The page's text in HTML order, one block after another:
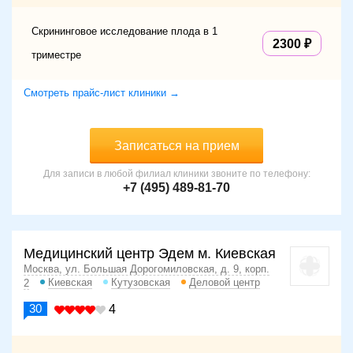
Скрининговое исследование плода в 1
триместре
2300
Смотреть прайс-лист клиники →
Записаться на прием
Для записи в любой филиал клиники звоните по телефону:
+7 (495) 489-81-70
Медицинский центр Эдем м. Киевская
Москва, ул. Большая Дорогомиловская, д. 9, корп.
2
Киевская Кутузовская Деловой центр
30 4